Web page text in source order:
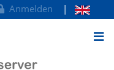
Anmelden